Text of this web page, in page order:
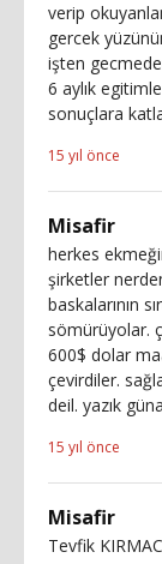
verip
gercek
işten
6 aylık
sonuçlara
15 yıl önce
Misafir
herkes
şirketler
baskalarının
sömürüyolar.
600$ dolar
çevirdiler.
deil. yazık
15 yıl önce
Misafir
Tevfik